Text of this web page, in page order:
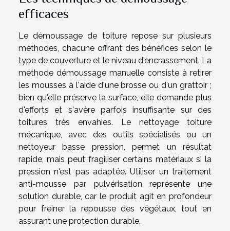
efficaces
Le démoussage de toiture repose sur plusieurs
méthodes, chacune offrant des bénéfices selon le
type de couverture et le niveau d'encrassement. La
méthode démoussage manuelle consiste à retirer
les mousses à l'aide d'une brosse ou d'un grattoir ;
bien qu'elle préserve la surface, elle demande plus
d'efforts et s'avère parfois insuffisante sur des
toitures très envahies. Le nettoyage toiture
mécanique, avec des outils spécialisés ou un
nettoyeur basse pression, permet un résultat
rapide, mais peut fragiliser certains matériaux si la
pression n'est pas adaptée. Utiliser un traitement
anti-mousse par pulvérisation représente une
solution durable, car le produit agit en profondeur
pour freiner la repousse des végétaux, tout en
assurant une protection durable.